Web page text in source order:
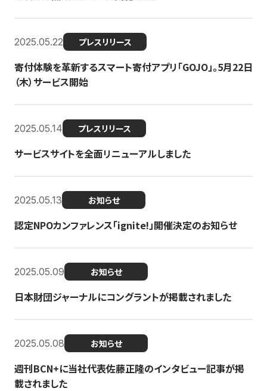
2025.05.22 プレスリリース
寄付体験を革新するスマート寄付アプリ「GOJO」。5月22日
（木）サービス開始
2025.05.14 プレスリリース
サービスサイトを全面リニューアルしました
2025.05.13 お知らせ
認定NPOカンファレンス「ignite!」開催決定のお知らせ
2025.05.09 お知らせ
日本財団ジャーナルにコングラントが掲載されました
2025.05.08 お知らせ
週刊BCN+に当社代表佐藤正隆のインタビュー記事が掲
載されました